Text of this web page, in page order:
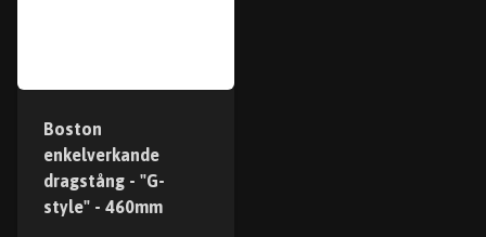
Boston
enkelverkande
dragstång - "G-
style" - 460mm